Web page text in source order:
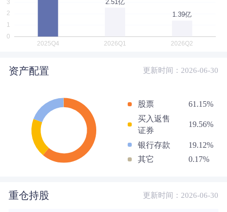
资产配置 更新时间：2026-06-30
股票
61.15%
买入返售
证券
19.56%
银行存款
19.12%
其它
0.17%
重仓持股 更新时间：2026-06-30